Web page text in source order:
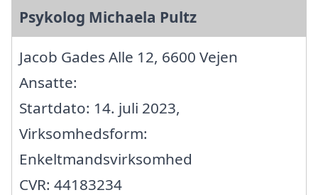
Psykolog Michaela Pultz
Jacob Gades Alle 12, 6600 Vejen
Ansatte:
Startdato: 14. juli 2023,
Virksomhedsform:
Enkeltmandsvirksomhed
CVR: 44183234